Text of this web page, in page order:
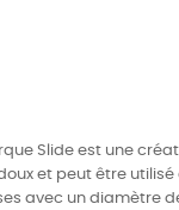
Slide est une
et peut être utilisé
avec un diamètre